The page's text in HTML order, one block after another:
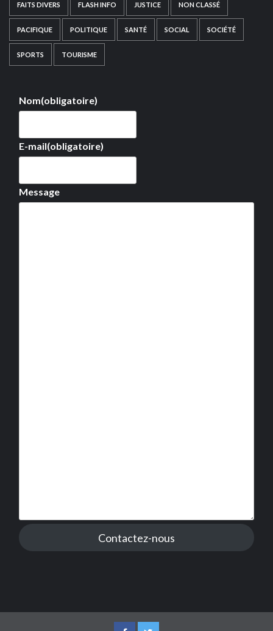
FAITS DIVERS FLASH INFO JUSTICE NON CLASSÉ
PACIFIQUE POLITIQUE SANTÉ SOCIAL SOCIÉTÉ
SPORTS TOURISME
Nom(obligatoire)
E-mail(obligatoire)
Message
Contactez-nous